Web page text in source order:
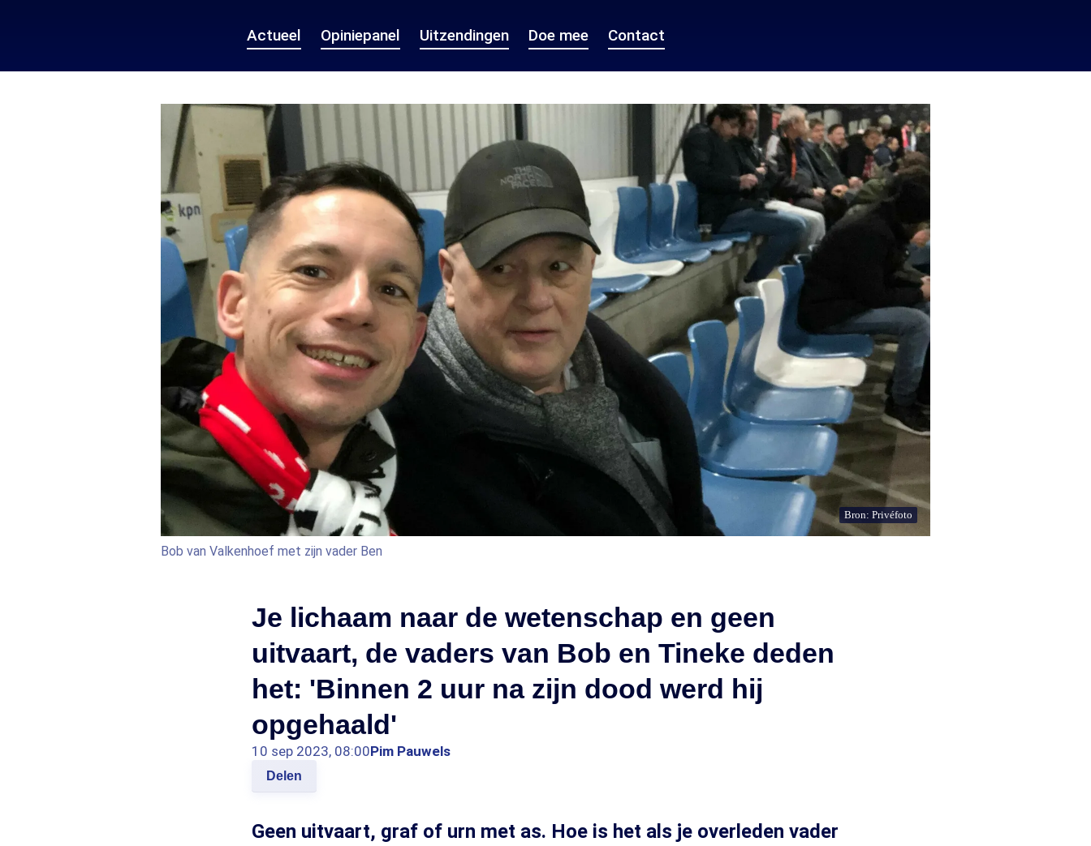
Actueel Opiniepanel Uitzendingen Doe mee Contact
Bron: Privéfoto
Bob van Valkenhoef met zijn vader Ben
Je lichaam naar de wetenschap en geen
uitvaart, de vaders van Bob en Tineke deden
het: 'Binnen 2 uur na zijn dood werd hij
opgehaald'
10 sep 2023, 08:00Pim Pauwels
Delen
Geen uitvaart, graf of urn met as. Hoe is het als je overleden vader